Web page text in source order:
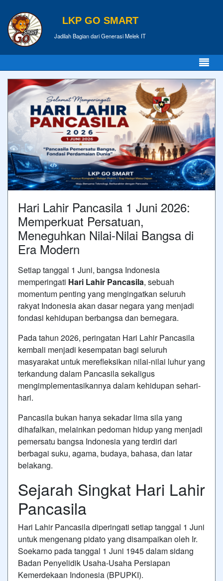
LKP GO SMART
Jadilah Bagian dari Generasi Melek IT
Hari Lahir Pancasila 1 Juni 2026:
Memperkuat Persatuan,
Meneguhkan Nilai-Nilai Bangsa di
Era Modern
Setiap tanggal 1 Juni, bangsa Indonesia
memperingati Hari Lahir Pancasila, sebuah
momentum penting yang mengingatkan seluruh
rakyat Indonesia akan dasar negara yang menjadi
fondasi kehidupan berbangsa dan bernegara.
Pada tahun 2026, peringatan Hari Lahir Pancasila
kembali menjadi kesempatan bagi seluruh
masyarakat untuk merefleksikan nilai-nilai luhur yang
terkandung dalam Pancasila sekaligus
mengimplementasikannya dalam kehidupan sehari-
hari.
Pancasila bukan hanya sekadar lima sila yang
dihafalkan, melainkan pedoman hidup yang menjadi
pemersatu bangsa Indonesia yang terdiri dari
berbagai suku, agama, budaya, bahasa, dan latar
belakang.
Sejarah Singkat Hari Lahir
Pancasila
Hari Lahir Pancasila diperingati setiap tanggal 1 Juni
untuk mengenang pidato yang disampaikan oleh Ir.
Soekarno pada tanggal 1 Juni 1945 dalam sidang
Badan Penyelidik Usaha-Usaha Persiapan
Kemerdekaan Indonesia (BPUPKI).